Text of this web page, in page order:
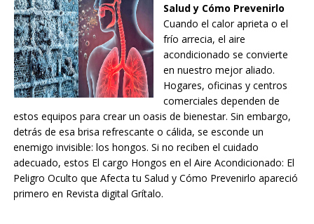
Salud y Cómo Prevenirlo
Cuando el calor aprieta o el
frío arrecia, el aire
acondicionado se convierte
en nuestro mejor aliado.
Hogares, oficinas y centros
comerciales dependen de
estos equipos para crear un oasis de bienestar. Sin embargo,
detrás de esa brisa refrescante o cálida, se esconde un
enemigo invisible: los hongos. Si no reciben el cuidado
adecuado, estos El cargo Hongos en el Aire Acondicionado: El
Peligro Oculto que Afecta tu Salud y Cómo Prevenirlo apareció
primero en Revista digital Grítalo.